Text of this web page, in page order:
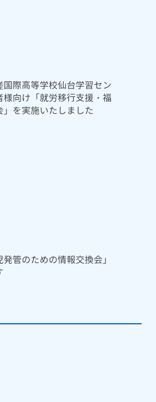
国際高等学校仙台学習セン
様向け「就労移行支援・福
を実施いたしました
管のための情報交換会」